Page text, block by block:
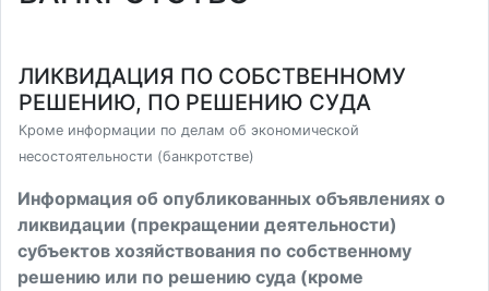
ЛИКВИДАЦИЯ ПО СОБСТВЕННОМУ
РЕШЕНИЮ, ПО РЕШЕНИЮ СУДА
Кроме информации по делам об экономической
несостоятельности (банкротстве)
Информация об опубликованных объявлениях о
ликвидации (прекращении деятельности)
субъектов хозяйствования по собственному
решению или по решению суда (кроме